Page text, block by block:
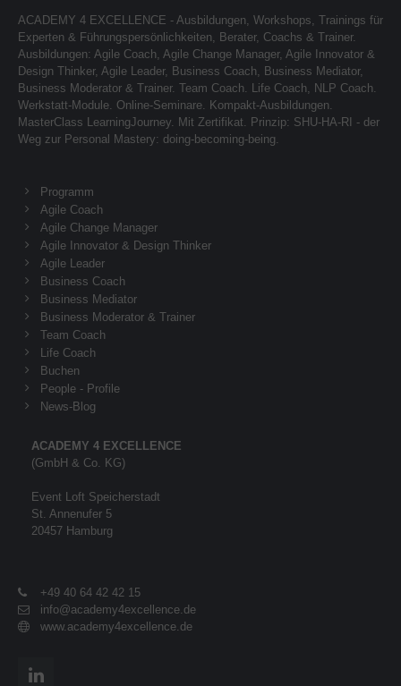
ACADEMY 4 EXCELLENCE - Ausbildungen, Workshops, Trainings für
Experten & Führungspersönlichkeiten, Berater, Coachs & Trainer.
Ausbildungen: Agile Coach, Agile Change Manager, Agile Innovator &
Design Thinker, Agile Leader, Business Coach, Business Mediator,
Business Moderator & Trainer. Team Coach. Life Coach, NLP Coach.
Werkstatt-Module. Online-Seminare. Kompakt-Ausbildungen.
MasterClass LearningJourney. Mit Zertifikat. Prinzip: SHU-HA-RI - der
Weg zur Personal Mastery: doing-becoming-being.
Programm
Agile Coach
Agile Change Manager
Agile Innovator & Design Thinker
Agile Leader
Business Coach
Business Mediator
Business Moderator & Trainer
Team Coach
Life Coach
Buchen
People - Profile
News-Blog
ACADEMY 4 EXCELLENCE
(GmbH & Co. KG)
Event Loft Speicherstadt
St. Annenufer 5
20457 Hamburg
+49 40 64 42 42 15
info@academy4excellence.de
www.academy4excellence.de